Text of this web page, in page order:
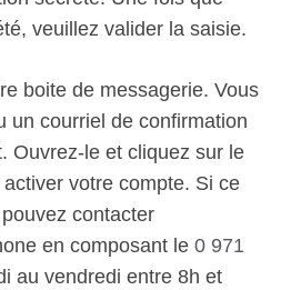
veuillez valider la saisie.
boite de messagerie. Vous
un courriel de confirmation
Ouvrez-le et cliquez sur le
activer votre compte. Si ce
contacter
en composant le 0 971
au vendredi entre 8h et